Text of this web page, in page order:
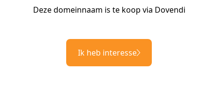
Deze domeinnaam is te koop via Dovendi
Ik heb interesse